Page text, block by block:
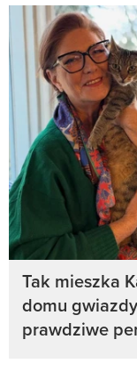
Tak mieszka
domu
prawdziwe